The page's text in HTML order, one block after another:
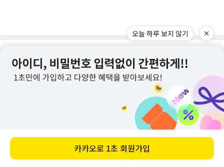
Q&A
글쓰기
오늘 하루 보지 않기
카카오로 1초 회원가입